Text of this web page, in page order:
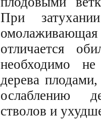
При
отличается
необходимо не
дерева
ослаблению
стволов и